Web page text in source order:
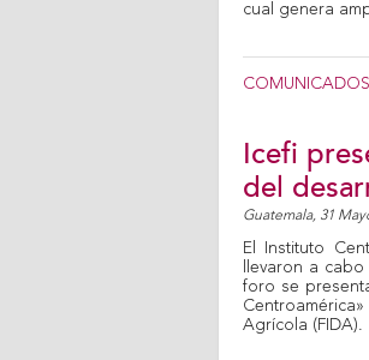
cual genera
COMUNICADOS
Icefi
del
Guatemala, 31
El Instituto
llevaron a
foro se
Agrícola (FIDA).